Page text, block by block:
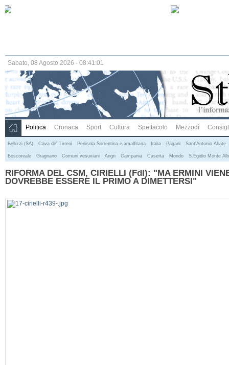
Sabato, 08 Agosto 2026 - 08:41:01
Politica Cronaca Sport Cultura Spettacolo Mezzodì
Bellizzi (SA) Cava de' Tirreni Penisola Sorrentina e amalfitana Italia Pagani Sant'Antonio Abate
Boscoreale Gragnano Comuni vesuviani Angri Campania Caserta Mondo S.Egidio Monte
RIFORMA DEL CSM, CIRIELLI (FdI): "MA ERMINI
DOVREBBE ESSERE IL PRIMO A DIMETTERSI"